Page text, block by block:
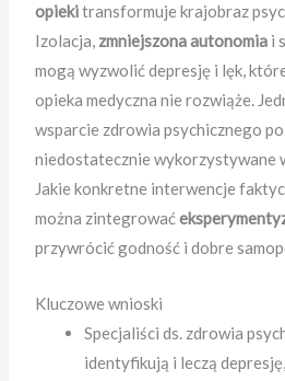
opiekitransformuje krajobraz
Izolacja, zmniejszona autonomia i
mogą wyzwolić depresję i lęk,
opieka medyczna nie rozwiąże.
wsparcie zdrowia psychicznego
niedostatecznie wykorzystywane
Jakie konkretne interwencje
można zintegrować
przywrócić godność i dobre
Kluczowe wnioski
Specjaliści ds. zdrowia
identyfikują i leczą